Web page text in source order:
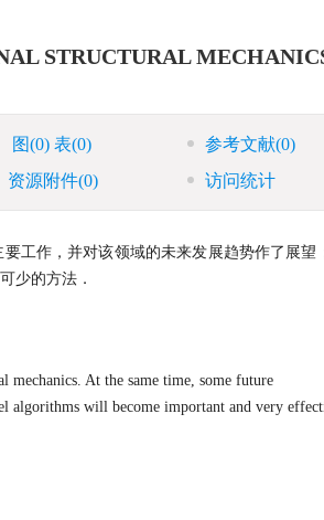
STRUCTURAL
图(0) 表(0) 参考文献(0)
资源附件(0) 访问统计
工作，并对该领域的未来发展趋势作了展望
少的方法．
mechanics. At the same time, some future
algorithms will become important and very